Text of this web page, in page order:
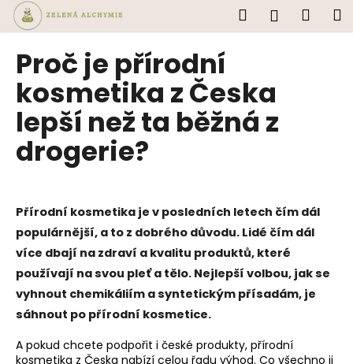
Přejít
obsah
Hledat
Proč je přírodní
kosmetika z Česka
lepší než ta běžná z
drogerie?
Přírodní kosmetika je v posledních letech čím dál
populárnější, a to z dobrého důvodu. Lidé čím dál
více dbají na zdraví a kvalitu produktů, které
používají na svou pleť a tělo. Nejlepší volbou, jak se
vyhnout chemikáliím a syntetickým přísadám, je
sáhnout po přírodní kosmetice.
A pokud chcete podpořit i české produkty, přírodní
kosmetika z Česka nabízí celou řadu výhod. Co všechno ji
o
C
o
p
o
t
e
b
u
j
e
t
n